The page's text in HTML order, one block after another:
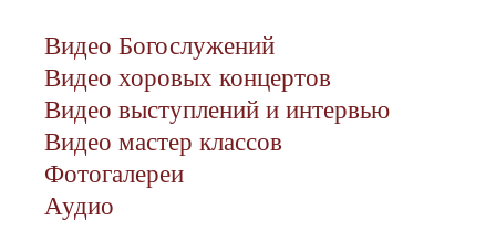
Видео Богослужений
Видео хоровых концертов
Видео выступлений и интервью
Видео мастер классов
Фотогалереи
Аудио